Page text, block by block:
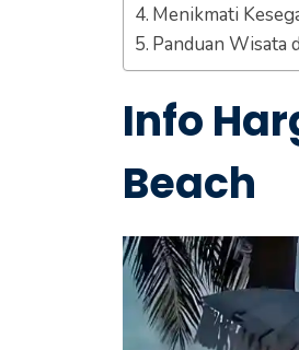
Menikmati
Panduan Wisata
Info
Beach